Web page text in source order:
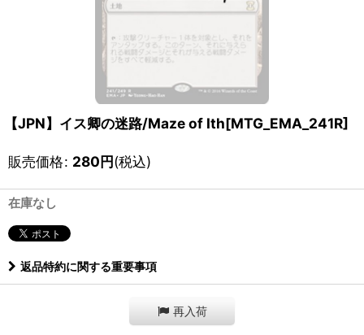
【JPN】イス卿の迷路/Maze of Ith[MTG_EMA_241R]
販売価格: 280円(税込)
在庫なし
返品特約に関する重要事項
再入荷